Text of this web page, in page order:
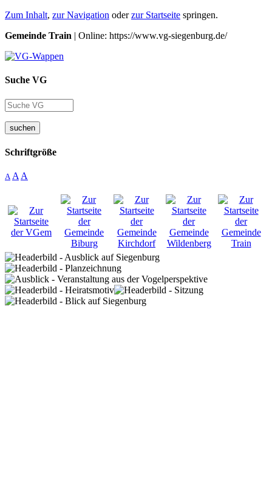
Zum Inhalt, zur Navigation oderzur Startseite springen.
Gemeinde Train | Online: https://www.vg-siegenburg.de/
Suche VG
suchen
Schriftgröße
A A A